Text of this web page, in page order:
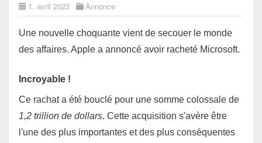
1. avril 2023 Annonce
Une nouvelle choquante vient de secouer le monde
des affaires. Apple a annoncé avoir racheté Microsoft.
Incroyable !
Ce rachat a été bouclé pour une somme colossale de
1,2 trillion de dollars. Cette acquisition s'avère être
l'une des plus importantes et des plus conséquentes